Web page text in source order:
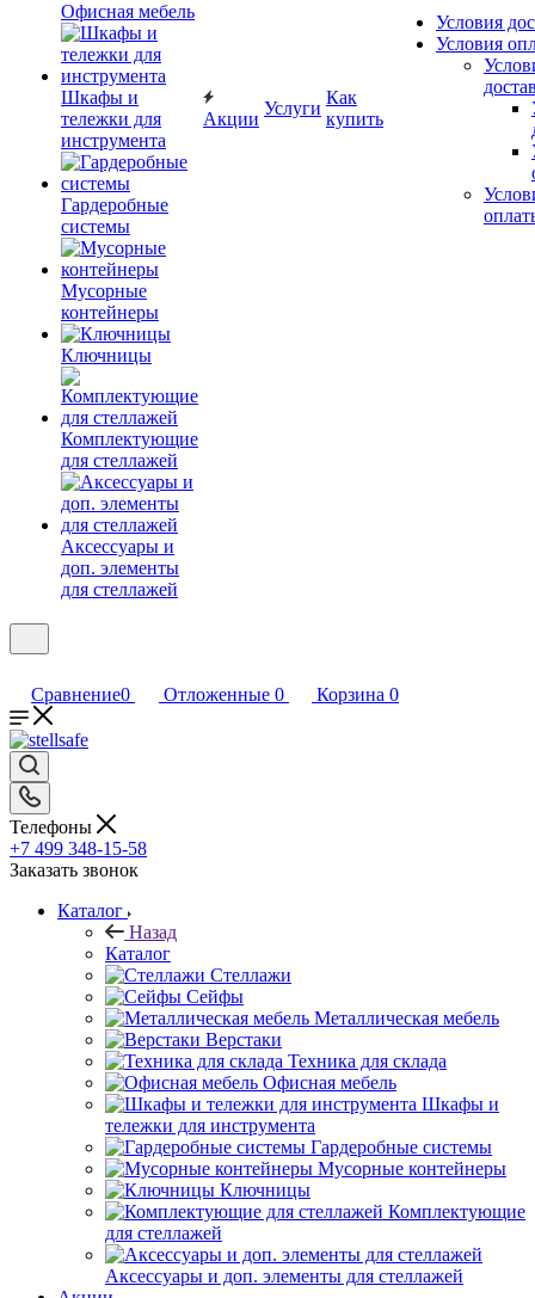
Офисная мебель
Шкафы и
тележки для
инструмента
Гардеробные
системы
Мусорные
контейнеры
Ключницы
Комплектующие
для стеллажей
Аксессуары и
доп. элементы
для стеллажей
Акции
Услуги
Как
купить
Условия
Условия
Сравнение0 Отложенные 0 Корзина 0
Телефоны
+7 499 348-15-58
Заказать звонок
Каталог
Назад
Каталог
Стеллажи
Сейфы
Металлическая мебель
Верстаки
Техника для склада
Офисная мебель
Шкафы и
тележки для инструмента
Гардеробные системы
Мусорные контейнеры
Ключницы
Комплектующие
для стеллажей
Аксессуары и доп. элементы для стеллажей